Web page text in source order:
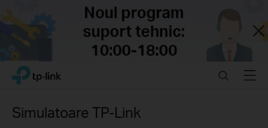
Close
Click
navigation
TP-Link, Reliably Smart SearchMenu
Simulatoare TP-Link